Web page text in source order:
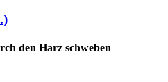
den Harz schweben